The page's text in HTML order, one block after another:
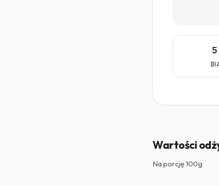
Wartości
Na porcję100g